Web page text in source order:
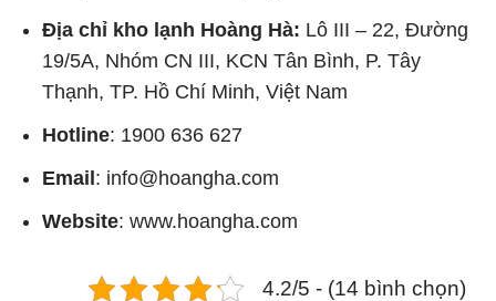
Địa chỉ kho lạnh Hoàng Hà: Lô III – 22, Đường
19/5A, Nhóm CN III, KCN Tân Bình, P. Tây
Thạnh, TP. Hồ Chí Minh, Việt Nam
Hotline: 1900 636 627
Email: info@hoangha.com
Website:www.hoangha.com
4.2/5 - (14 bình chọn)